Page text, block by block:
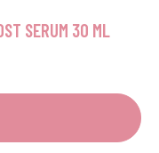
SERUM 30 ML